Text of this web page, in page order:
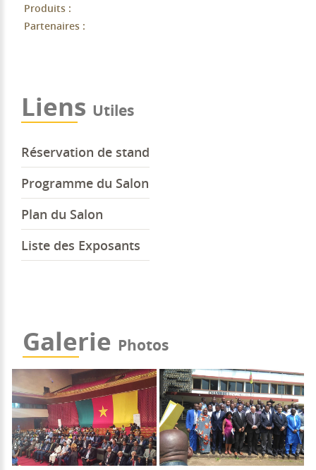
Produits :
Partenaires :
Liens Utiles
Réservation de stand
Programme du Salon
Plan du Salon
Liste des Exposants
Galerie Photos